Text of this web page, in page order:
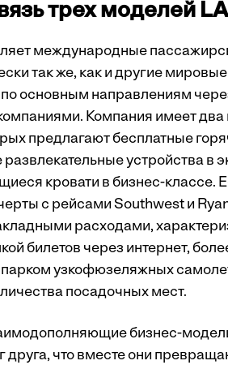
трех моделей
международные
так же, как и другие
основным направлениям
Компания имеет
предлагают бесплатные
устройства в
кровати в бизнес-классе.
с рейсами Southwest и
расходами,
билетов через интернет,
узкофюзеляжных
посадочных мест.
бизнес-
друга, что вместе они